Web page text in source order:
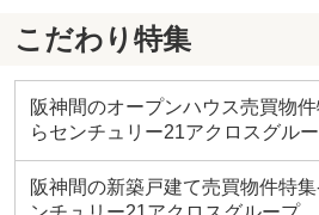
こだわり特集
阪神間のオープンハウス売買物
らセンチュリー21アクロスグル
阪神間の新築戸建て売買物件特